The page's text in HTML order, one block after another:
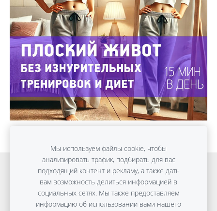
Онлайн обучение
Detox Anti-Age
ПЛОСКИЙ ЖИВОТ без диет
Консультации
Путешествия
Файлы cookie
Мы используем файлы cookie, чтобы
анализировать трафик, подбирать для вас
подходящий контент и рекламу, а также дать
вам возможность делиться информацией в
социальных сетях. Мы также предоставляем
информацию об использовании вами нашего